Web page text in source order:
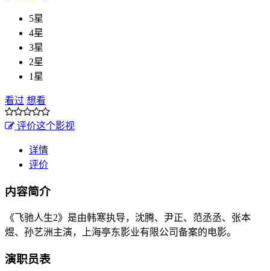
5星
4星
3星
2星
1星
看过 想看
评价这个影视
详情
评价
内容简介
《飞驰人生2》是由韩寒执导，沈腾、尹正、范丞丞、张本
煜、孙艺洲主演，上海亭东影业有限公司备案的电影。
演职员表